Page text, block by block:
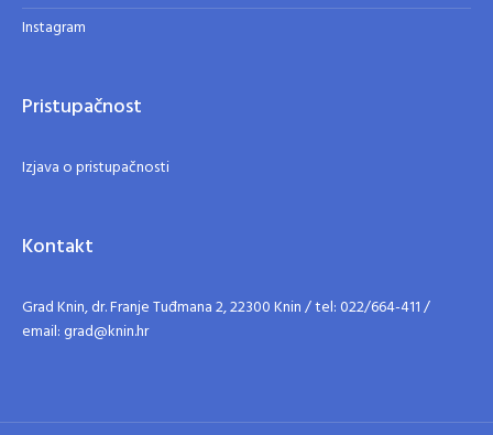
Instagram
Pristupačnost
Izjava o pristupačnosti
Kontakt
Grad Knin, dr. Franje Tuđmana 2, 22300 Knin / tel: 022/664-411 /
email: grad@knin.hr